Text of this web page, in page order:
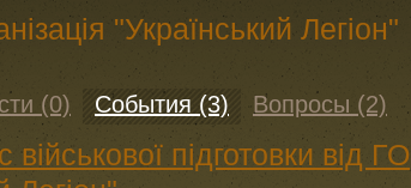
"Український Легіон"
(0) События (3) Вопросы (2)
військової підготовки від ГО